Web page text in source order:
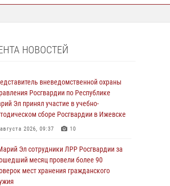
НОВОСТЕЙ
вневедомственной охраны
Росгвардии по Республике
Эл принял участие в учебно-
сборе Росгвардии в Ижевске
2026, 09:37 10
Эл сотрудники ЛРР Росгвардии за
месяц провели более 90
мест хранения гражданского